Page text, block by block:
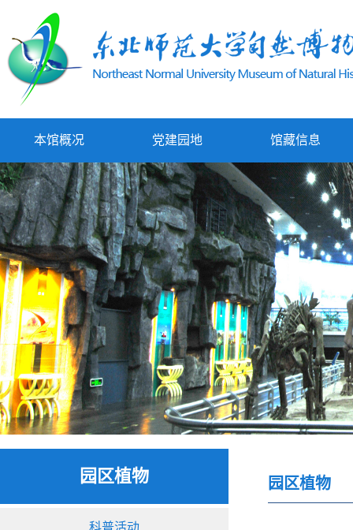
本馆概况 党建园地 馆藏信息
园区植物
科普活动
园区植物